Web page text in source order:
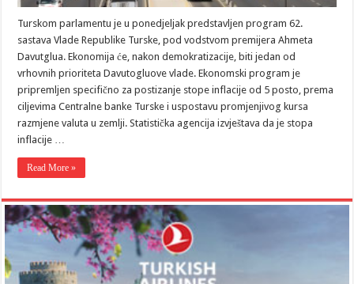
Turskom parlamentu je u ponedjeljak predstavljen program 62.
sastava Vlade Republike Turske, pod vodstvom premijera Ahmeta
Davutglua. Ekonomija će, nakon demokratizacije, biti jedan od
vrhovnih prioriteta Davutogluove vlade. Ekonomski program je
pripremljen specifično za postizanje stope inflacije od 5 posto, prema
ciljevima Centralne banke Turske i uspostavu promjenjivog kursa
razmjene valuta u zemlji. Statistička agencija izvještava da je stopa
inflacije …
Read More »